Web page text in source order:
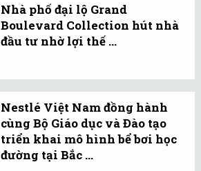
Nhà phố đại lộ Grand
Boulevard Collection hút nhà
đầu tư nhờ lợi thế ...
Nestlé Việt Nam đồng hành
cùng Bộ Giáo dục và Đào tạo
triển khai mô hình bể bơi học
đường tại Bắc ...